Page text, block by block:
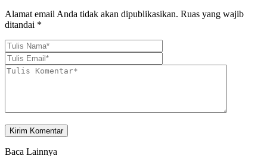
Alamat email Anda tidak akan dipublikasikan. Ruas yang wajib
ditandai *
Baca Lainnya